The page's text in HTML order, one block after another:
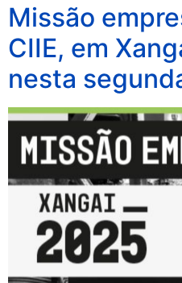
Missão
CIIE, em
nesta